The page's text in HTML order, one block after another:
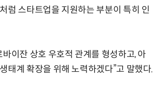
럼 스타트업을 지원하는 부분이 특히 인
이잔 상호 우호적 관계를 형성하고, 아
태계 확장을 위해 노력하겠다”고 말했다.